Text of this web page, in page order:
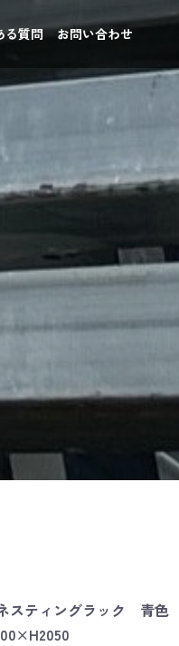
る質問 お問い合わせ
ネスティングラック 青